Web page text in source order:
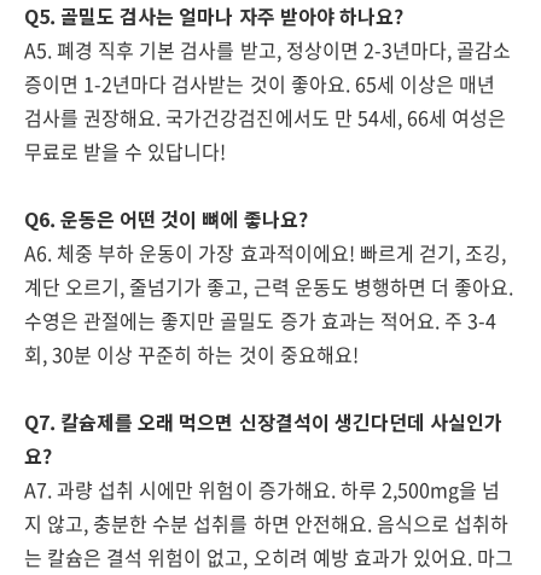
Q5. 골밀도 검사는 얼마나 자주 받아야 하나요?
A5. 폐경 직후 기본 검사를 받고, 정상이면 2-3년마다, 골감소
증이면 1-2년마다 검사받는 것이 좋아요. 65세 이상은 매년
검사를 권장해요. 국가건강검진에서도 만 54세, 66세 여성은
무료로 받을 수 있답니다!
Q6. 운동은 어떤 것이 뼈에 좋나요?
A6. 체중 부하 운동이 가장 효과적이에요! 빠르게 걷기, 조깅,
계단 오르기, 줄넘기가 좋고, 근력 운동도 병행하면 더 좋아요.
수영은 관절에는 좋지만 골밀도 증가 효과는 적어요. 주 3-4
회, 30분 이상 꾸준히 하는 것이 중요해요!
Q7. 칼슘제를 오래 먹으면 신장결석이 생긴다던데 사실인가
요?
A7. 과량 섭취 시에만 위험이 증가해요. 하루 2,500mg을 넘
지 않고, 충분한 수분 섭취를 하면 안전해요. 음식으로 섭취하
는 칼슘은 결석 위험이 없고, 오히려 예방 효과가 있어요. 마그